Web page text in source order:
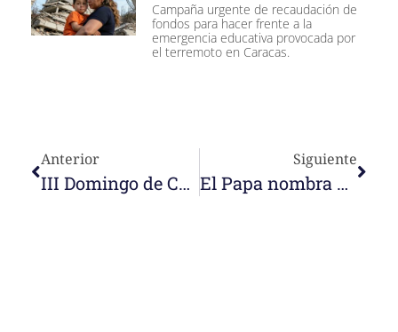
Campaña urgente de recaudación de
fondos para hacer frente a la
emergencia educativa provocada por
el terremoto en Caracas.
Anterior
III Domingo de Cuaresma
Siguiente
El Papa nombra a nuestra hermana Núria Calduch secretaria de la Pontificia Comisión Bíblica